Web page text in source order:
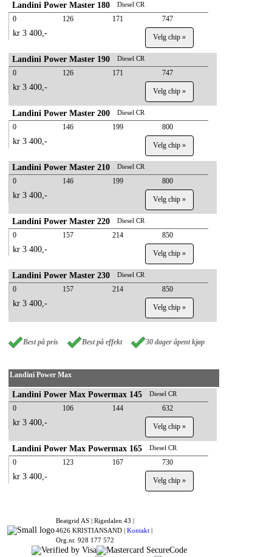
Landini Power Master 180 Diesel CR
0 126 171 747
kr 3 400,- Velg chip »
Landini Power Master 190 Diesel CR
0 126 171 747
kr 3 400,- Velg chip »
Landini Power Master 200 Diesel CR
0 146 199 800
kr 3 400,- Velg chip »
Landini Power Master 210 Diesel CR
0 146 199 800
kr 3 400,- Velg chip »
Landini Power Master 220 Diesel CR
0 157 214 850
kr 3 400,- Velg chip »
Landini Power Master 230 Diesel CR
0 157 214 850
kr 3 400,- Velg chip »
Best på pris Best på effekt 30 dager åpent kjøp
Landini Power Max
Landini Power Max Powermax 145 Diesel CR
0 106 144 632
kr 3 400,- Velg chip »
Landini Power Max Powermax 165 Diesel CR
0 123 167 730
kr 3 400,- Velg chip »
Beatgrid AS | Rigedalen 43 |
4626 KRISTIANSAND | Kontakt |
Org.nr. 928 177 572